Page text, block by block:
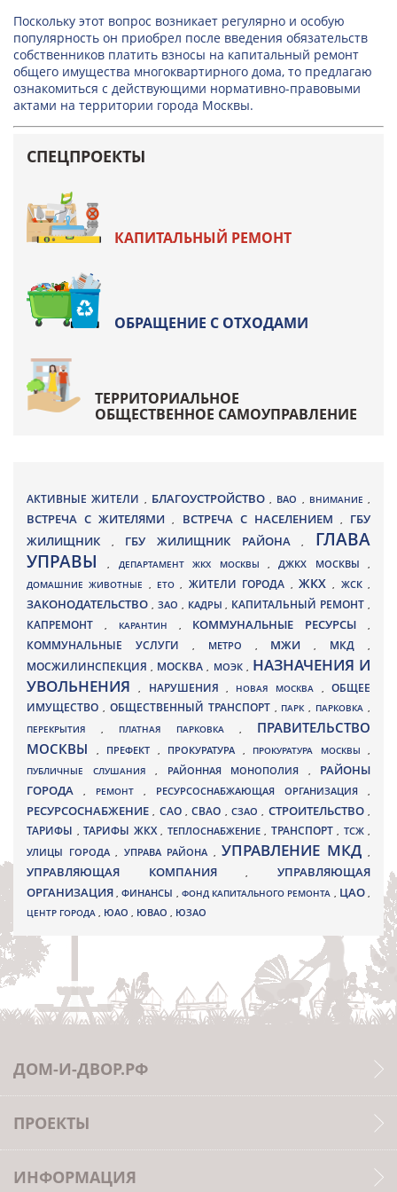
Поскольку этот вопрос возникает регулярно и особую
популярность он приобрел после введения обязательств
собственников платить взносы на капитальный ремонт
общего имущества многоквартирного дома, то предлагаю
ознакомиться с действующими нормативно-правовыми
актами на территории города Москвы.
СПЕЦПРОЕКТЫ
КАПИТАЛЬНЫЙ РЕМОНТ
ОБРАЩЕНИЕ С ОТХОДАМИ
ТЕРРИТОРИАЛЬНОЕ
ОБЩЕСТВЕННОЕ САМОУПРАВЛЕНИЕ
АКТИВНЫЕ ЖИТЕЛИ , БЛАГОУСТРОЙСТВО , ВАО , ВНИМАНИЕ ,
ВСТРЕЧА С ЖИТЕЛЯМИ, ВСТРЕЧА С НАСЕЛЕНИЕМ , ГБУ
ЖИЛИЩНИК
, ГБУ ЖИЛИЩНИК РАЙОНА, ГЛАВА
УПРАВЫ, ДЕПАРТАМЕНТ ЖКХ МОСКВЫ ,ДЖКХ МОСКВЫ ,
ДОМАШНИЕ ЖИВОТНЫЕ , ЕТО, ЖИТЕЛИ ГОРОДА , ЖКХ, ЖСК,
ЗАКОНОДАТЕЛЬСТВО , ЗАО , КАДРЫ, КАПИТАЛЬНЫЙ РЕМОНТ ,
КАПРЕМОНТ , КАРАНТИН , КОММУНАЛЬНЫЕ РЕСУРСЫ,
КОММУНАЛЬНЫЕ УСЛУГИ , МЕТРО , МЖИ, МКД ,
МОСЖИЛИНСПЕКЦИЯ, МОСКВА , МОЭК , НАЗНАЧЕНИЯ И
УВОЛЬНЕНИЯ, НАРУШЕНИЯ , НОВАЯ МОСКВА ,ОБЩЕЕ
ИМУЩЕСТВО , ОБЩЕСТВЕННЫЙ ТРАНСПОРТ , ПАРК, ПАРКОВКА ,
ПЕРЕКРЫТИЯ , ПЛАТНАЯ ПАРКОВКА , ПРАВИТЕЛЬСТВО
МОСКВЫ
, ПРЕФЕКТ , ПРОКУРАТУРА , ПРОКУРАТУРА МОСКВЫ ,
ПУБЛИЧНЫЕ СЛУШАНИЯ , РАЙОННАЯ МОНОПОЛИЯ , РАЙОНЫ
ГОРОДА
, РЕМОНТ , РЕСУРСОСНАБЖАЮЩАЯ ОРГАНИЗАЦИЯ ,
РЕСУРСОСНАБЖЕНИЕ, САО,СВАО ,СЗАО, СТРОИТЕЛЬСТВО,
ТАРИФЫ , ТАРИФЫ ЖКХ , ТЕПЛОСНАБЖЕНИЕ , ТРАНСПОРТ , ТСЖ ,
УЛИЦЫ ГОРОДА , УПРАВА РАЙОНА , УПРАВЛЕНИЕ МКД ,
УПРАВЛЯЮЩАЯ КОМПАНИЯ,УПРАВЛЯЮЩАЯ
ОРГАНИЗАЦИЯ,ФИНАНСЫ , ФОНД КАПИТАЛЬНОГО РЕМОНТА , ЦАО,
ЦЕНТР ГОРОДА , ЮАО , ЮВАО , ЮЗАО
ДОМ-И-ДВОР.РФ
ПРОЕКТЫ
ИНФОРМАЦИЯ